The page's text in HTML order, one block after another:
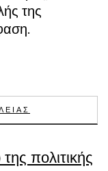
της
πολιτικής